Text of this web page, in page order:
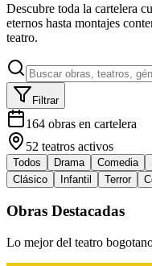
Descubre toda la cartelera
eternos hasta montajes
teatro.
Filtrar
164 obras en cartelera
52 teatros activos
Todos Drama Comedia
Clásico
Infantil Terror
Obras Destacadas
Lo mejor del teatro